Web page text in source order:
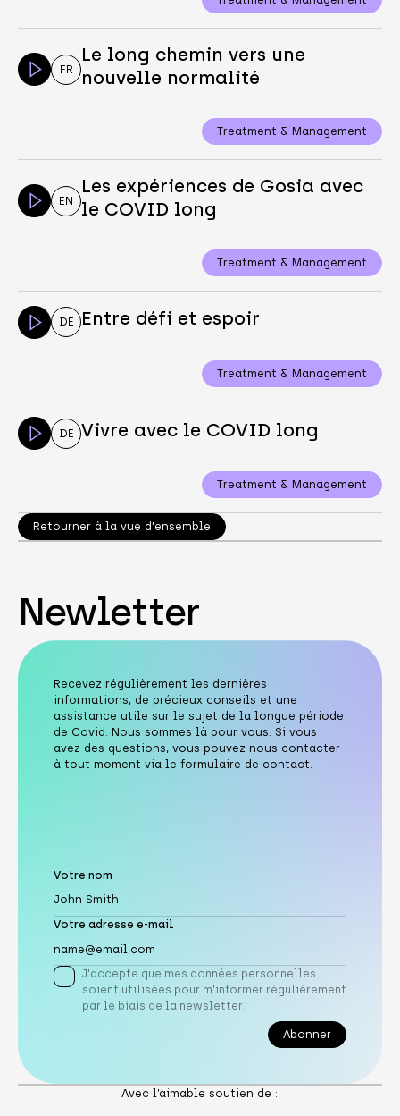
FR
Le long chemin vers une
nouvelle normalité
Treatment & Management
EN
Les expériences de Gosia avec
le COVID long
Treatment & Management
DE Entre défi et espoir
Treatment & Management
DE Vivre avec le COVID long
Treatment & Management
Retourner à la vue d'ensemble
Newletter
Recevez régulièrement les dernières
informations, de précieux conseils et une
assistance utile sur le sujet de la longue période
de Covid. Nous sommes là pour vous. Si vous
avez des questions, vous pouvez nous contacter
à tout moment via le formulaire de contact.
Votre nom
Votre adresse e-mail
J'accepte que mes données personnelles
soient utilisées pour m'informer régulièrement
par le biais de la newsletter.
Abonner
Abonner
Avec l’aimable soutien de :